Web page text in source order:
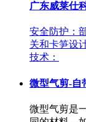
广东威莱仕
安全防护：
关和卡笋设
技术：
微型气剪-自
微型气剪是